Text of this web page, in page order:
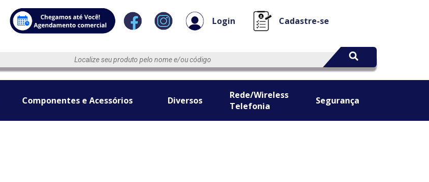
Login Cadastre-se
Componentes e Acessórios Diversos
Rede/Wireless
Telefonia
Segurança